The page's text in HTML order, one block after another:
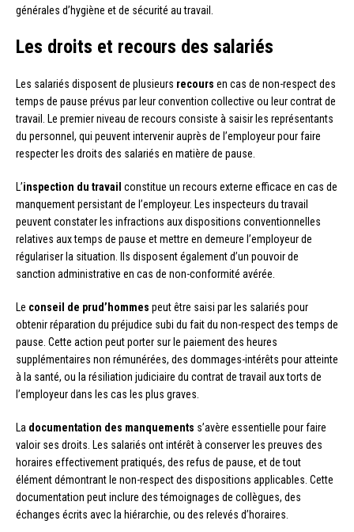
générales d’hygiène et de sécurité au travail.
Les droits et recours des salariés
Les salariés disposent de plusieurs recours en cas de non-respect des
temps de pause prévus par leur convention collective ou leur contrat de
travail. Le premier niveau de recours consiste à saisir les représentants
du personnel, qui peuvent intervenir auprès de l’employeur pour faire
respecter les droits des salariés en matière de pause.
L’inspection du travail constitue un recours externe efficace en cas de
manquement persistant de l’employeur. Les inspecteurs du travail
peuvent constater les infractions aux dispositions conventionnelles
relatives aux temps de pause et mettre en demeure l’employeur de
régulariser la situation. Ils disposent également d’un pouvoir de
sanction administrative en cas de non-conformité avérée.
Le conseil de prud’hommes peut être saisi par les salariés pour
obtenir réparation du préjudice subi du fait du non-respect des temps de
pause. Cette action peut porter sur le paiement des heures
supplémentaires non rémunérées, des dommages-intérêts pour atteinte
à la santé, ou la résiliation judiciaire du contrat de travail aux torts de
l’employeur dans les cas les plus graves.
La documentation des manquements s’avère essentielle pour faire
valoir ses droits. Les salariés ont intérêt à conserver les preuves des
horaires effectivement pratiqués, des refus de pause, et de tout
élément démontrant le non-respect des dispositions applicables. Cette
documentation peut inclure des témoignages de collègues, des
échanges écrits avec la hiérarchie, ou des relevés d’horaires.